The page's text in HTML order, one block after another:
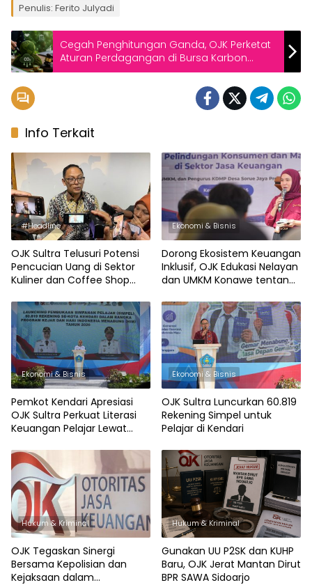
Penulis: Ferito Julyadi
Cegah Penghitungan Ganda, OJK Perketat
Aturan Perdagangan di Bursa Karbon
Indonesia
Info Terkait
#Headline
OJK Sultra Telusuri Potensi
Pencucian Uang di Sektor
Kuliner dan Coffee Shop
Ekonomi & Bisnis
Dorong Ekosistem Keuangan
Inklusif, OJK Edukasi Nelayan
dan UMKM Konawe tentang
Ekonomi & Bisnis
Pemkot Kendari Apresiasi
OJK Sultra Perkuat Literasi
Keuangan Pelajar Lewat
Ekonomi & Bisnis
OJK Sultra Luncurkan 60.819
Rekening Simpel untuk
Pelajar di Kendari
Hukum & Kriminal
OJK Tegaskan Sinergi
Bersama Kepolisian dan
Kejaksaan dalam
Hukum & Kriminal
Gunakan UU P2SK dan KUHP
Baru, OJK Jerat Mantan Dirut
BPR SAWA Sidoarjo